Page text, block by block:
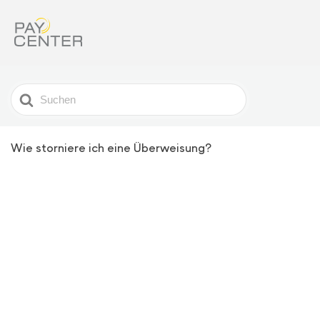
Search
For
Wie storniere ich eine Überweisung?